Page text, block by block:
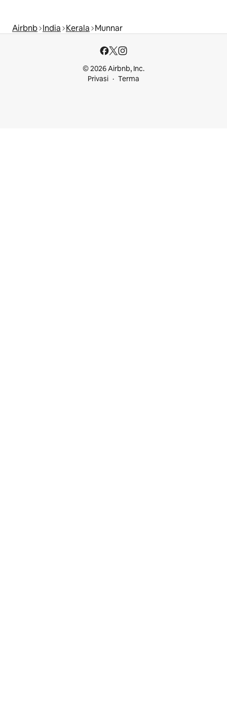
Airbnb India Kerala Munnar
© 2026 Airbnb, Inc.
Privasi
Terma